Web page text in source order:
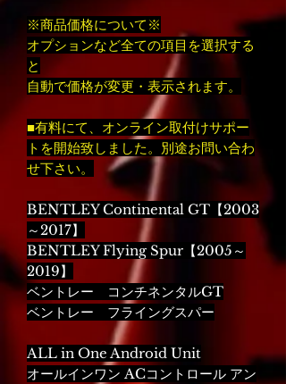
※商品価格について※
オプションなど全ての項目を選択する
と
自動で価格が変更・表示されます。
■有料にて、オンライン取付けサポー
トを開始致しました。別途お問い合わ
せ下さい。
BENTLEY Continental GT【2003
～2017】
BENTLEY Flying Spur【2005～
2019】
ベントレー コンチネンタルGT
ベントレー フライングスパー
ALL in One Android Unit
オールインワン ACコントロール アン